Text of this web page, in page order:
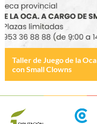
Taller de Juego de la Oca
con Small Clowns